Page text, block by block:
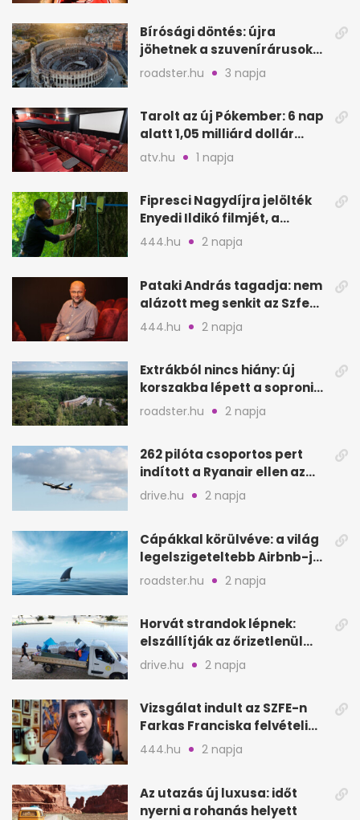
Bírósági döntés: újra
jöhetnek a szuvenírárusok
Európa ikonikus helyére
roadster.hu 3 napja
Tarolt az új Pókember: 6 nap
alatt 1,05 milliárd dollár
bevétel
atv.hu 1 napja
Fipresci Nagydíjra jelölték
Enyedi Ildikó filmjét, a
Csendes barátot
444.hu 2 napja
Pataki András tagadja: nem
alázott meg senkit az Szfe
felvételijén
444.hu 2 napja
Extrákból nincs hiány: új
korszakba lépett a soproni
Fagus Hotel
roadster.hu 2 napja
262 pilóta csoportos pert
indított a Ryanair ellen az
Egyesült Királyságban
drive.hu 2 napja
Cápákkal körülvéve: a világ
legelszigeteltebb Airbnb-je
a nyílt tengeren
roadster.hu 2 napja
Horvát strandok lépnek:
elszállítják az őrizetlenül
hagyott törölközőket
drive.hu 2 napja
Vizsgálat indult az SZFE-n
Farkas Franciska felvételi
videója után
444.hu 2 napja
Az utazás új luxusa: időt
nyerni a rohanás helyett